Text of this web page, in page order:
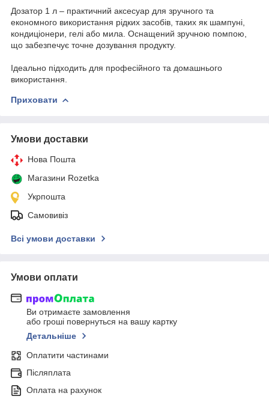
Дозатор 1 л – практичний аксесуар для зручного та
економного використання рідких засобів, таких як шампуні,
кондиціонери, гелі або мила. Оснащений зручною помпою,
що забезпечує точне дозування продукту.
Ідеально підходить для професійного та домашнього
використання.
Приховати
Умови доставки
Нова Пошта
Магазини Rozetka
Укрпошта
Самовивіз
Всі умови доставки
Умови оплати
Ви отримаєте замовлення
або гроші повернуться на вашу картку
Детальніше
Оплатити частинами
Післяплата
Оплата на рахунок